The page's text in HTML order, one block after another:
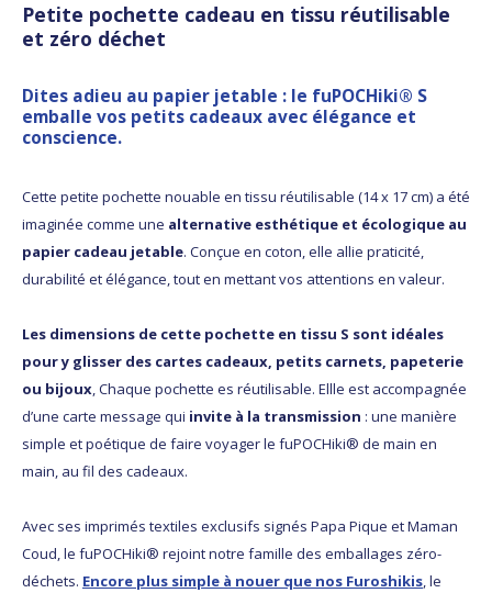
Petite pochette cadeau en tissu réutilisable
et zéro déchet
Dites adieu au papier jetable : le fuPOCHiki® S
emballe vos petits cadeaux avec élégance et
conscience.
Cette petite pochette nouable en tissu réutilisable (14 x 17 cm) a été
imaginée comme une alternative esthétique et écologique au
papier cadeau jetable. Conçue en coton, elle allie praticité,
durabilité et élégance, tout en mettant vos attentions en valeur.
Les dimensions de cette pochette en tissu S sont idéales
pour y glisser des cartes cadeaux, petits carnets, papeterie
ou bijoux, Chaque pochette es réutilisable. Ellle est accompagnée
d’une carte message qui invite à la transmission : une manière
simple et poétique de faire voyager le fuPOCHiki® de main en
main, au fil des cadeaux.
Avec ses imprimés textiles exclusifs signés Papa Pique et Maman
Coud, le fuPOCHiki® rejoint notre famille des emballages zéro-
déchets. Encore plus simple à nouer que nos Furoshikis, le